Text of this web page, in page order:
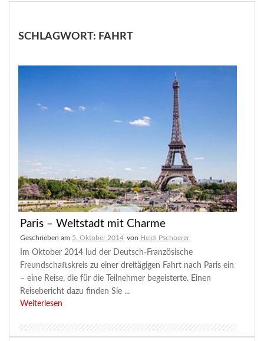
SCHLAGWORT: FAHRT
Paris – Weltstadt mit Charme
Geschrieben am 5. Oktober 2014 von Heidi Pschoerer
Im Oktober 2014 lud der Deutsch-Französische
Freundschaftskreis zu einer dreitägigen Fahrt nach Paris ein
– eine Reise, die für die Teilnehmer begeisterte. Einen
Reisebericht dazu finden Sie ...
Weiterlesen